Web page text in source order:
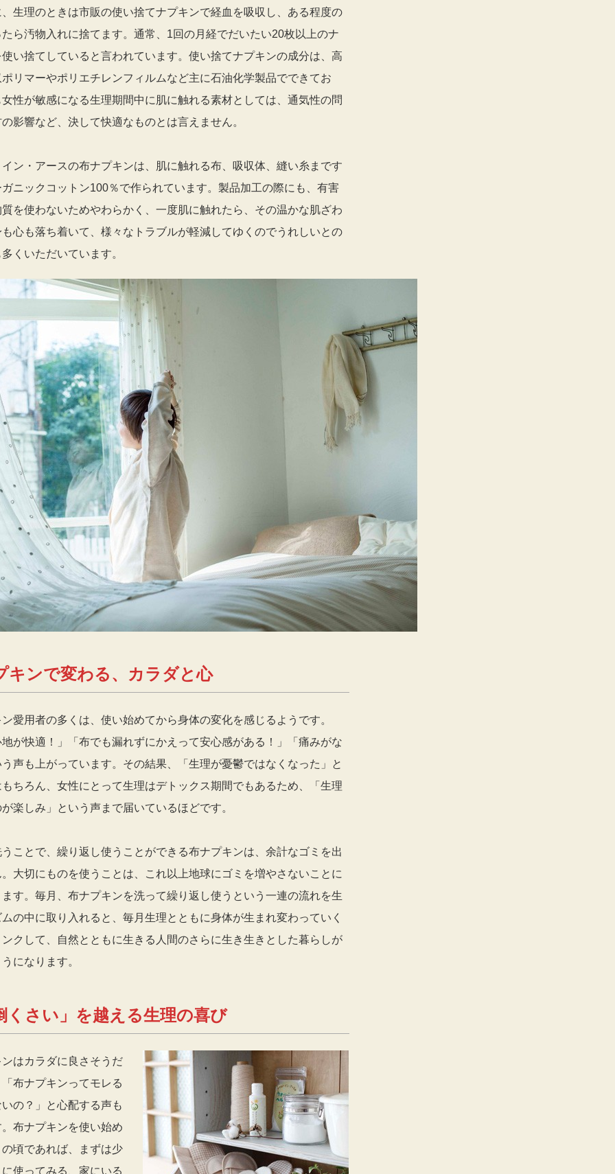
生理のときは市販の使い捨てナプキンで経血を吸収し、ある程度の
ら汚物入れに捨てます。通常、1回の月経でだいたい20枚以上のナ
い捨てしていると言われています。使い捨てナプキンの成分は、高
リマーやポリエチレンフィルムなど主に石油化学製品でできてお
性が敏感になる生理期間中に肌に触れる素材としては、通気性の問
影響など、決して快適なものとは言えません。
ン・アースの布ナプキンは、肌に触れる布、吸収体、縫い糸まです
ニックコットン100％で作られています。製品加工の際にも、有害
を使わないためやわらかく、一度肌に触れたら、その温かな肌ざわ
心も落ち着いて、様々なトラブルが軽減してゆくのでうれしいとの
くいただいています。
キンで変わる、カラダと心
愛用者の多くは、使い始めてから身体の変化を感じるようです。
が快適！」「布でも漏れずにかえって安心感がある！」「痛みがな
声も上がっています。その結果、「生理が憂鬱ではなくなった」と
ちろん、女性にとって生理はデトックス期間でもあるため、「生理
楽しみ」という声まで届いているほどです。
ことで、繰り返し使うことができる布ナプキンは、余計なゴミを出
大切にものを使うことは、これ以上地球にゴミを増やさないことに
す。毎月、布ナプキンを洗って繰り返し使うという一連の流れを生
の中に取り入れると、毎月生理とともに身体が生まれ変わっていく
クして、自然とともに生きる人間のさらに生き生きとした暮らしが
になります。
くさい」を越える生理の喜び
はカラダに良さそうだ
布ナプキンってモレる
の？」と心配する声も
布ナプキンを使い始め
頃であれば、まずは少
使ってみる、家にいる